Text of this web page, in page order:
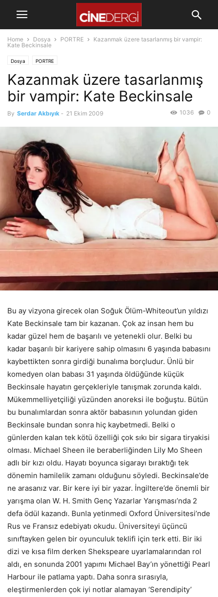
Home Dosya PORTRE
Kazanmak üzere tasarlanmış bir vampir:
Kate Beckinsale
Dosya PORTRE
Kazanmak üzere tasarlanmış
bir vampir: Kate Beckinsale
By Serdar Akbıyık - 21 Ekim 2009 0
1036
Bu ay vizyona girecek olan Soğuk Ölüm-Whiteout’un yıldızı
Kate Beckinsale tam bir kazanan. Çok az insan hem bu
kadar güzel hem de başarılı ve yetenekli olur. Belki bu
kadar başarılı bir kariyere sahip olmasını 6 yaşında babasını
kaybettikten sonra girdiği bunalıma borçludur. Ünlü bir
komedyen olan babası 31 yaşında öldüğünde küçük
Beckinsale hayatın gerçekleriyle tanışmak zorunda kaldı.
Mükemmelliyetçiliği yüzünden anoreksi ile boğuştu. Bütün
bu bunalımlardan sonra aktör babasının yolundan giden
Beckinsale bundan sonra hiç kaybetmedi. Belki o
günlerden kalan tek kötü özelliği çok sıkı bir sigara tiryakisi
olması. Michael Sheen ile beraberliğinden Lily Mo Sheen
adlı bir kızı oldu. Hayatı boyunca sigarayı bıraktığı tek
dönemin hamilelik zamanı olduğunu söyledi. Beckinsale’de
ne arasanız var. Bir kere iyi bir yazar. İngiltere’de önemli bir
yarışma olan W. H. Smith Genç Yazarlar Yarışması’nda 2
defa ödül kazandı. Bunla yetinmedi Oxford Üniversitesi’nde
Rus ve Fransız edebiyatı okudu. Üniversiteyi üçüncü
sınıftayken gelen bir oyunculuk teklifi için terk etti. Bir iki
dizi ve kısa film derken Shekspeare uyarlamalarından rol
aldı, en sonunda 2001 yapımı Michael Bay’ın yönettiği Pearl
Harbour ile patlama yaptı. Daha sonra sırasıyla,
eleştirmenlerden çok iyi notlar alamayan ‘Serendipity’